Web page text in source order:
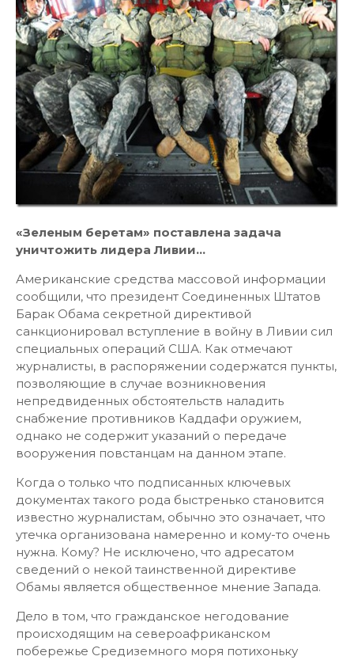
«Зеленым беретам» поставлена задача
уничтожить лидера Ливии…
Американские средства массовой информации
сообщили, что президент Соединенных Штатов
Барак Обама секретной директивой
санкционировал вступление в войну в Ливии сил
специальных операций США. Как отмечают
журналисты, в распоряжении содержатся пункты,
позволяющие в случае возникновения
непредвиденных обстоятельств наладить
снабжение противников Каддафи оружием,
однако не содержит указаний о передаче
вооружения повстанцам на данном этапе.
Когда о только что подписанных ключевых
документах такого рода быстренько становится
известно журналистам, обычно это означает, что
утечка организована намеренно и кому-то очень
нужна. Кому? Не исключено, что адресатом
сведений о некой таинственной директиве
Обамы является общественное мнение Запада.
Дело в том, что гражданское негодование
происходящим на североафриканском
побережье Средиземного моря потихоньку